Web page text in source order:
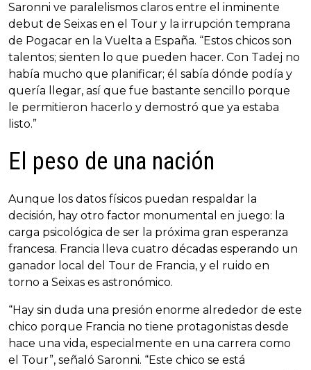
Saronni ve paralelismos claros entre el inminente
debut de Seixas en el Tour y la irrupción temprana
de Pogacar en la Vuelta a España. “Estos chicos son
talentos; sienten lo que pueden hacer. Con Tadej no
había mucho que planificar; él sabía dónde podía y
quería llegar, así que fue bastante sencillo porque
le permitieron hacerlo y demostró que ya estaba
listo.”
El peso de una nación
Aunque los datos físicos puedan respaldar la
decisión, hay otro factor monumental en juego: la
carga psicológica de ser la próxima gran esperanza
francesa. Francia lleva cuatro décadas esperando un
ganador local del Tour de Francia, y el ruido en
torno a Seixas es astronómico.
“Hay sin duda una presión enorme alrededor de este
chico porque Francia no tiene protagonistas desde
hace una vida, especialmente en una carrera como
el Tour”, señaló Saronni. “Este chico se está